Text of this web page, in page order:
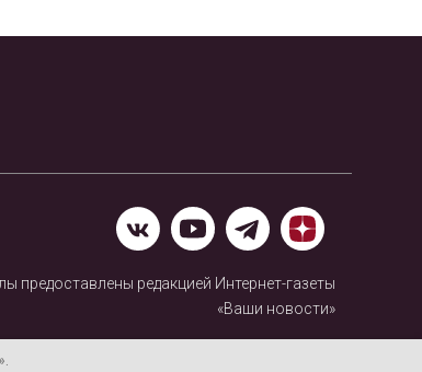
предоставлены редакцией Интернет-газеты
«Ваши новости»
ошибку? Выделите ее и нажмите Ctrl+Enter